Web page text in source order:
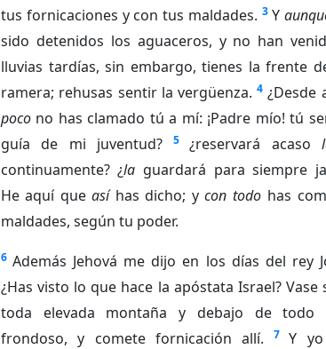
tus fornicaciones y con tus maldades. 3 Y
sido detenidos los aguaceros, y no han
lluvias tardías, sin embargo, tienes la frente
ramera; rehusas sentir la vergüenza. 4 ¿Desde
poco no has clamado tú a mí: ¡Padre mío! tú
guía de mi juventud?
5 ¿reservará acaso
continuamente? ¿la guardará para siempre
He aquí que asíhas dicho; y con todo has
maldades, según tu poder.
6 Además Jehová me dijo en los días del rey
¿Has visto lo que hace la apóstata Israel? Vase
toda elevada montaña y debajo de todo
frondoso, y comete fornicación allí.
7 Y